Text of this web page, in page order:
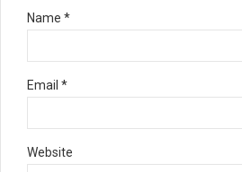
Name *
Email *
Website